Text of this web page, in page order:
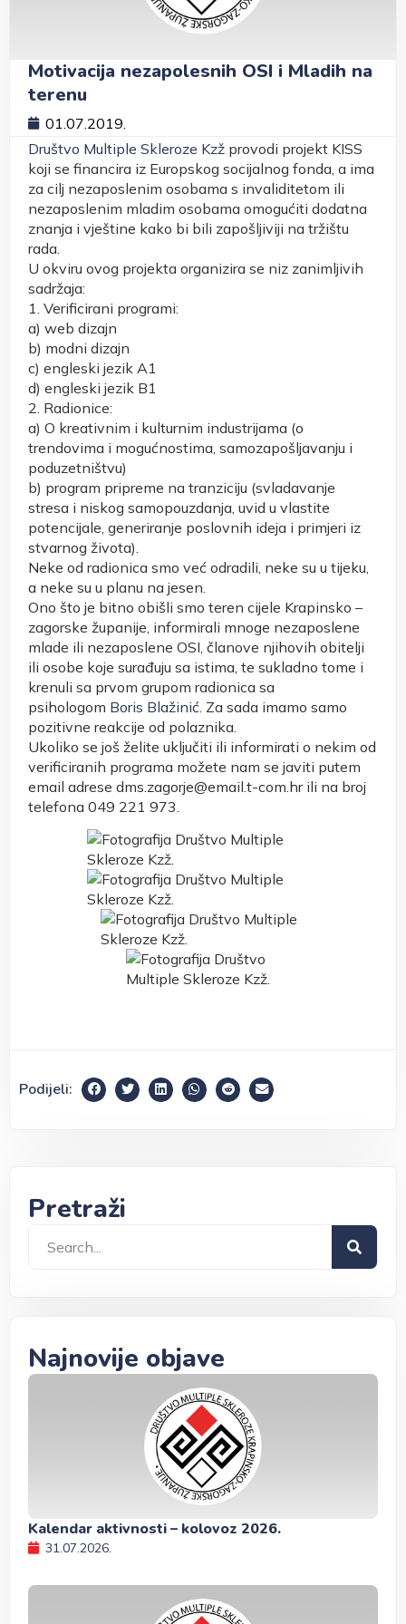
Motivacija nezapolesnih OSI i Mladih na
terenu
01.07.2019.
Društvo Multiple Skleroze Kzž provodi projekt KISS
koji se financira iz Europskog socijalnog fonda, a ima
za cilj nezaposlenim osobama s invaliditetom ili
nezaposlenim mladim osobama omogućiti dodatna
znanja i vještine kako bi bili zapošljiviji na tržištu
rada.
U okviru ovog projekta organizira se niz zanimljivih
sadržaja:
1. Verificirani programi:
a) web dizajn
b) modni dizajn
c) engleski jezik A1
d) engleski jezik B1
2. Radionice:
a) O kreativnim i kulturnim industrijama (o
trendovima i mogućnostima, samozapošljavanju i
poduzetništvu)
b) program pripreme na tranziciju (svladavanje
stresa i niskog samopouzdanja, uvid u vlastite
potencijale, generiranje poslovnih ideja i primjeri iz
stvarnog života).
Neke od radionica smo već odradili, neke su u tijeku,
a neke su u planu na jesen.
Ono što je bitno obišli smo teren cijele Krapinsko –
zagorske županije, informirali mnoge nezaposlene
mlade ili nezaposlene OSI, članove njihovih obitelji
ili osobe koje surađuju sa istima, te sukladno tome i
krenuli sa prvom grupom radionica sa
psihologom Boris Blažinić. Za sada imamo samo
pozitivne reakcije od polaznika.
Ukoliko se još želite uključiti ili informirati o nekim od
verificiranih programa možete nam se javiti putem
email adrese dms.zagorje@email.t-com.hr ili na broj
telefona 049 221 973.
Podijeli:
Pretraži
Najnovije objave
Kalendar aktivnosti – kolovoz 2026.
31.07.2026.